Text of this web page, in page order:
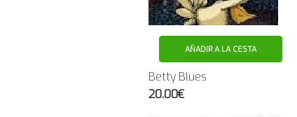
AÑADIR A LA CESTA
Betty Blues
20.00€